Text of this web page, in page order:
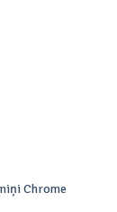
Chrome